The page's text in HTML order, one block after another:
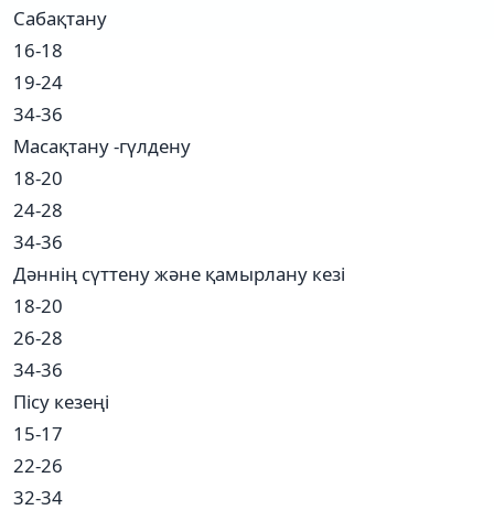
Сабақтану
16-18
19-24
34-36
Масақтану -гүлдену
18-20
24-28
34-36
Дәннің сүттену және қамырлану кезі
18-20
26-28
34-36
Пісу кезеңі
15-17
22-26
32-34